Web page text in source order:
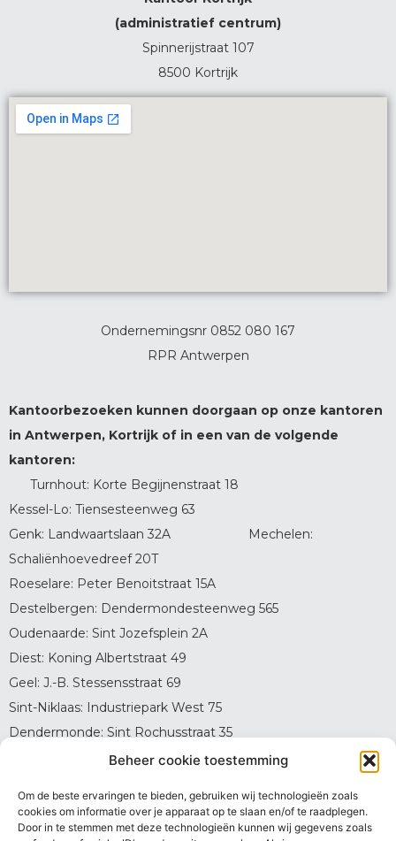
Beheer cookie toestemming
Om de beste ervaringen te bieden, gebruiken wij technologieën zoals
cookies om informatie over je apparaat op te slaan en/of te raadplegen.
Door in te stemmen met deze technologieën kunnen wij gegevens zoals
(administratief centrum)
Spinnerijstraat 107
8500 Kortrijk
Ondernemingsnr 0852 080 167
RPR Antwerpen
Kantoorbezoeken kunnen doorgaan op onze kantoren
in Antwerpen, Kortrijk of in een van de volgende
kantoren:
Turnhout: Korte Begijnenstraat 18
Kessel-Lo: Tiensesteenweg 63
Genk: Landwaartslaan 32A Mechelen:
Schaliënhoevedreef 20T
Roeselare: Peter Benoitstraat 15A
Destelbergen: Dendermondesteenweg 565
Oudenaarde: Sint Jozefsplein 2A
Diest: Koning Albertstraat 49
Geel: J.-B. Stessensstraat 69
Sint-Niklaas: Industriepark West 75
Dendermonde: Sint Rochusstraat 35
Oostende: Violierenlaan 3B
Brecht: Gasthuisstraat 11